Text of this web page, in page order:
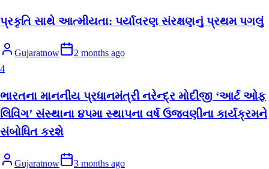
પ્રકૃતિ સાથે આત્મીયતા: પર્યાવરણ સંરક્ષણનું પ્રથમ પગલું
Gujaratnow
2 months ago
4
ભારતના માનનીય પ્રધાનમંત્રી નરેન્દ્ર મોદીજી ‘આર્ટ ઓફ
લિવિંગ’ સંસ્થાના ૪૫મા સ્થાપના વર્ષ ઉજવણીના કાર્યક્રમને
સંબોધિત કરશે
Gujaratnow
3 months ago